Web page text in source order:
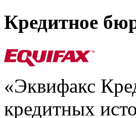
Кредитное
«Эквифакс
кредитных